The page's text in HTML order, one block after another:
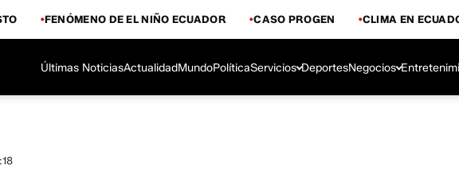
FENÓMENO DE EL NIÑO ECUADOR CASO PROGEN CLIMA EN
Últimas NoticiasActualidadMundoPolíticaServicios DeportesNegocios